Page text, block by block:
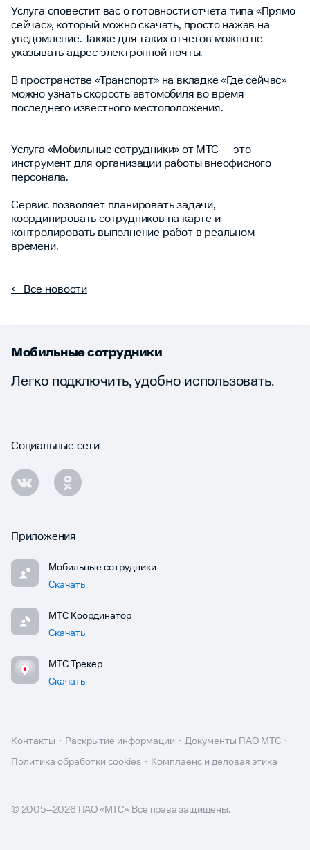
Услуга оповестит вас о готовности отчета типа «Прямо
сейчас», который можно скачать, просто нажав на
уведомление. Также для таких отчетов можно не
указывать адрес электронной почты.
В пространстве «Транспорт» на вкладке «Где сейчас»
можно узнать скорость автомобиля во время
последнего известного местоположения.
Услуга «Мобильные сотрудники» от МТС — это
инструмент для организации работы внеофисного
персонала.
Сервис позволяет планировать задачи,
координировать сотрудников на карте и
контролировать выполнение работ в реальном
времени.
← Все новости
Мобильные сотрудники
Легко подключить, удобно использовать.
Социальные сети
Приложения
Мобильные сотрудники
Скачать
МТС Координатор
Скачать
МТС Трекер
Скачать
© 2005–2026 ПАО «МТС». Все права защищены.
Контакты Раскрытие информации
Документы ПАО МТС
Политика обработки cookies
Комплаенс и деловая этика